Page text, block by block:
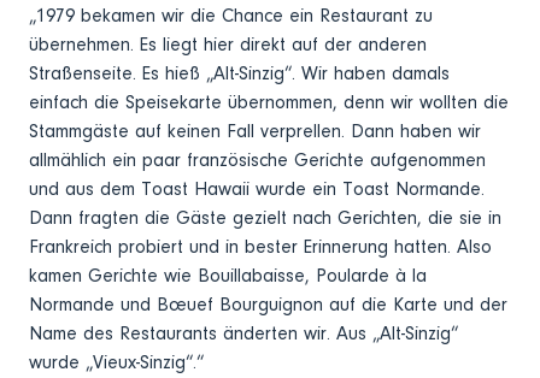
„1979 bekamen wir die Chance ein Restaurant zu
übernehmen. Es liegt hier direkt auf der anderen
Straßenseite. Es hieß „Alt-Sinzig“. Wir haben damals
einfach die Speisekarte übernommen, denn wir wollten die
Stammgäste auf keinen Fall verprellen. Dann haben wir
allmählich ein paar französische Gerichte aufgenommen
und aus dem Toast Hawaii wurde ein Toast Normande.
Dann fragten die Gäste gezielt nach Gerichten, die sie in
Frankreich probiert und in bester Erinnerung hatten. Also
kamen Gerichte wie Bouillabaisse, Poularde à la
Normande und Bœuef Bourguignon auf die Karte und der
Name des Restaurants änderten wir. Aus „Alt-Sinzig“
wurde „Vieux-Sinzig“.“